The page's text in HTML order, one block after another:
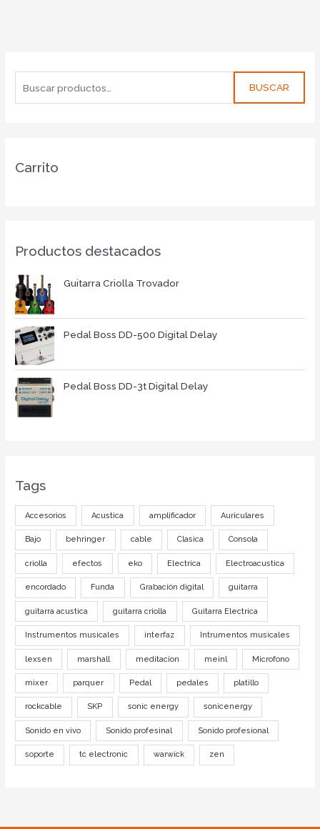
BUSCAR
Carrito
Productos destacados
Guitarra Criolla Trovador
Pedal Boss DD-500 Digital Delay
Pedal Boss DD-3t Digital Delay
Tags
Accesorios Acustica amplificador Auriculares
Bajo behringer cable Clasica Consola
criolla efectos eko Electrica Electroacustica
encordado Funda Grabación digital guitarra
guitarra acustica guitarra criolla Guitarra Electrica
Instrumentos musicales interfaz Intrumentos musicales
lexsen marshall meditacion meinl Microfono
mixer parquer Pedal pedales platillo
rockcable SKP sonic energy sonicenergy
Sonido en vivo Sonido profesinal Sonido profesional
soporte tc electronic warwick zen